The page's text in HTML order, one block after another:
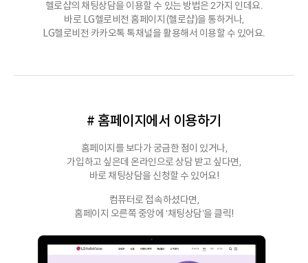
헬로샵의 채팅상담을 이용할 수 있는 방법은 2가지 인데요.
바로 LG헬로비전 홈페이지(헬로샵)을 통하거나,
LG헬로비전 카카오톡 톡채널을 활용해서 이용할 수 있어요.
# 홈페이지에서 이용하기
홈페이지를 보다가 궁금한 점이 있거나,
가입하고 싶은데 온라인으로 상담 받고 싶다면,
바로 채팅상담을 신청할 수 있어요!
컴퓨터로 접속하셨다면,
홈페이지 오른쪽 중앙에 ‘채팅상담’을 클릭!